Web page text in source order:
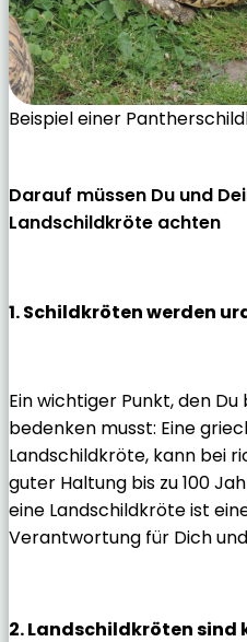
Beispiel einer
Darauf müssen Du und
Landschildkröte achten
1. Schildkröten werden
Ein wichtiger Punkt, den
bedenken musst: Eine
Landschildkröte, kann bei
guter Haltung bis zu 100
eine Landschildkröte ist
Verantwortung für Dich und
2. Landschildkröten sind